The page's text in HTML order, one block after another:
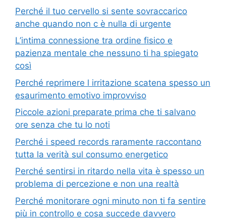
Perché il tuo cervello si sente sovraccarico
anche quando non c è nulla di urgente
L’intima connessione tra ordine fisico e
pazienza mentale che nessuno ti ha spiegato
così
Perché reprimere l irritazione scatena spesso un
esaurimento emotivo improvviso
Piccole azioni preparate prima che ti salvano
ore senza che tu lo noti
Perché i speed records raramente raccontano
tutta la verità sul consumo energetico
Perché sentirsi in ritardo nella vita è spesso un
problema di percezione e non una realtà
Perché monitorare ogni minuto non ti fa sentire
più in controllo e cosa succede davvero